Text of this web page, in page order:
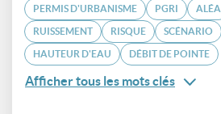
PERMIS D'URBANISME PGRI ALÉA
RUISSEMENT RISQUE SCÉNARIO
HAUTEUR D'EAU DÉBIT DE POINTE
Afficher tous les mots clés